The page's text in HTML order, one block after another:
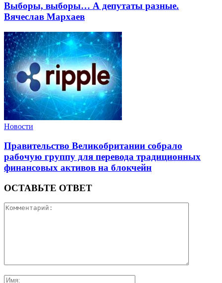
Выборы, выборы… А депутаты разные.
Вячеслав Мархаев
Новости
Правительство Великобритании собрало
рабочую группу для перевода традиционных
финансовых активов на блокчейн
ОСТАВЬТЕ ОТВЕТ